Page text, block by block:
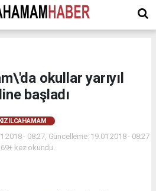
okullar yarıyıl
başladı
- 08:27, Güncelleme: 19.01.2018 - 08:27
kez okundu.